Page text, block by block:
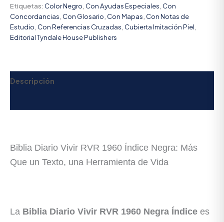
Etiquetas: Color Negro Con Ayudas Especiales Con
Concordancias Con Glosario Con Mapas Con Notas de
Estudio Con Referencias Cruzadas Cubierta Imitación Piel
Editorial Tyndale House Publishers
Descripción
Biblia Diario Vivir RVR 1960 Índice Negra: Más
Que un Texto, una Herramienta de Vida
La Biblia Diario Vivir RVR 1960 Negra Índice es